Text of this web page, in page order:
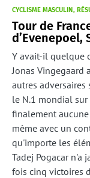
CYCLISME MASCULIN
Tour de
d’Evenepoel,
Y avait-il quelque
Jonas
autres
le N.1 mondial
finalement
même avec un
qu'importe les
Tadej Pogacar n'a
fois cinq victoires